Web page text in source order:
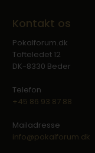
Kontakt os
Pokalforum.dk
Tofteledet 12
DK-8330 Beder
Telefon
+45 86 93 87 88
Mailadresse
info@pokalforum.dk